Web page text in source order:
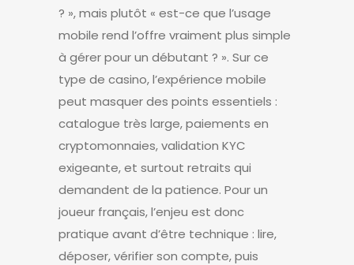
? », mais plutôt « est-ce que l’usage
mobile rend l’offre vraiment plus simple
à gérer pour un débutant ? ». Sur ce
type de casino, l’expérience mobile
peut masquer des points essentiels :
catalogue très large, paiements en
cryptomonnaies, validation KYC
exigeante, et surtout retraits qui
demandent de la patience. Pour un
joueur français, l’enjeu est donc
pratique avant d’être technique : lire,
déposer, vérifier son compte, puis